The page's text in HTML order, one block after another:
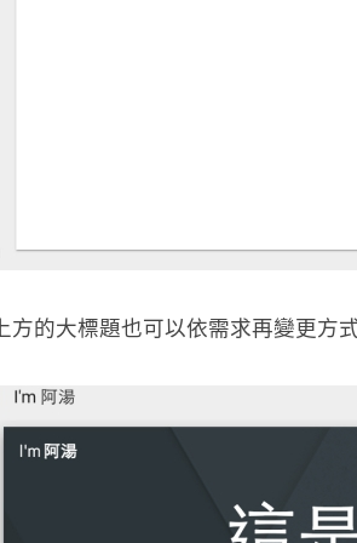
上方的大標題也可以依需求再變更方